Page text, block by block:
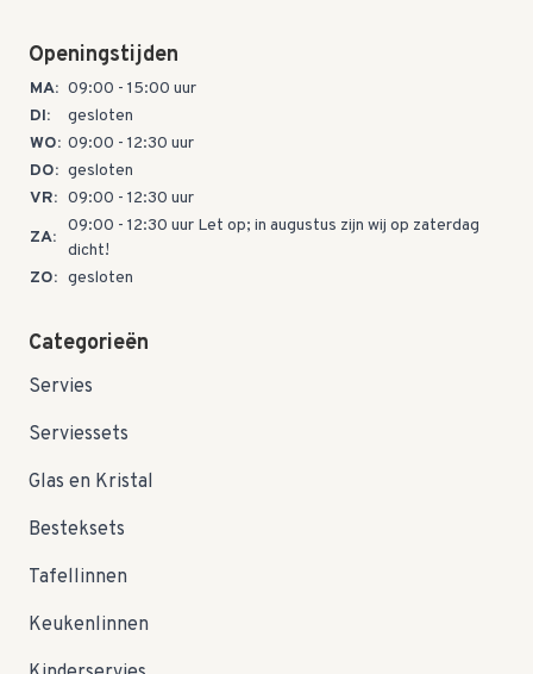
Openingstijden
MA: 09:00 - 15:00 uur
DI:
gesloten
WO: 09:00 - 12:30 uur
DO: gesloten
VR: 09:00 - 12:30 uur
ZA:
09:00 - 12:30 uur Let op; in augustus zijn wij op zaterdag
dicht!
ZO: gesloten
Categorieën
Servies
Serviessets
Glas en Kristal
Besteksets
Tafellinnen
Keukenlinnen